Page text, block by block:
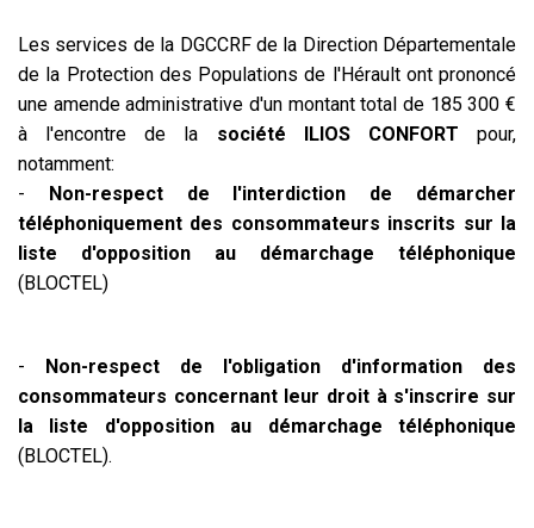
Les services de la DGCCRF de la Direction Départementale
de la Protection des Populations de l'Hérault ont prononcé
une amende administrative d'un montant total de 185 300 €
à l'encontre de la société ILIOS CONFORT pour,
notamment:
-
Non-respect de l'interdiction de démarcher
téléphoniquement des consommateurs inscrits sur la
liste d'opposition au démarchage téléphonique
(BLOCTEL)
-
Non-respect de l'obligation d'information des
consommateurs concernant leur droit à s'inscrire sur
la liste d'opposition au démarchage téléphonique
(BLOCTEL).